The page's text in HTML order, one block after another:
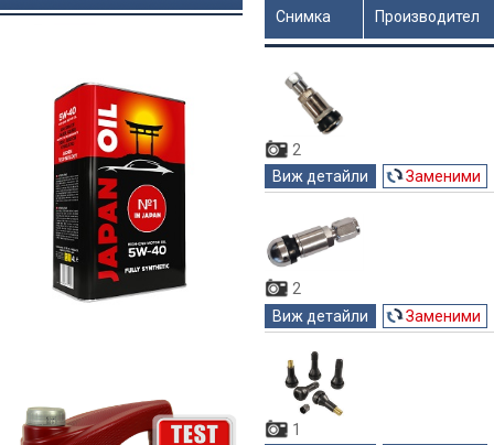
Снимка Производител
2
Виж детайли
Заменими
2
Виж детайли
Заменими
1